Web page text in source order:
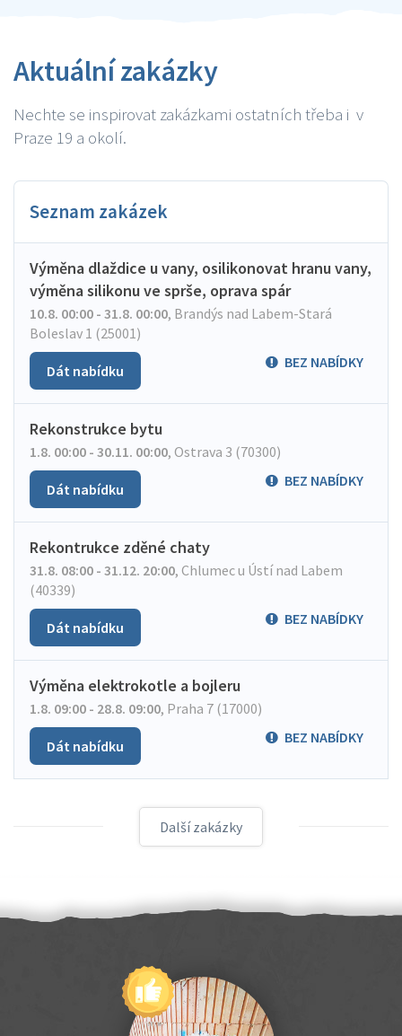
Aktuální zakázky
Nechte se inspirovat zakázkami ostatních třeba i v
Praze 19 a okolí.
Seznam zakázek
Výměna dlaždice u vany, osilikonovat hranu vany,
výměna silikonu ve sprše, oprava spár
10.8. 00:00 - 31.8. 00:00, Brandýs nad Labem-Stará
Boleslav 1 (25001)
BEZ NABÍDKY
Dát nabídku
Rekonstrukce bytu
1.8. 00:00 - 30.11. 00:00, Ostrava 3 (70300)
BEZ NABÍDKY
Dát nabídku
Rekontrukce zděné chaty
31.8. 08:00 - 31.12. 20:00, Chlumec u Ústí nad Labem
(40339)
BEZ NABÍDKY
Dát nabídku
Výměna elektrokotle a bojleru
1.8. 09:00 - 28.8. 09:00, Praha 7 (17000)
BEZ NABÍDKY
Dát nabídku
Další zakázky